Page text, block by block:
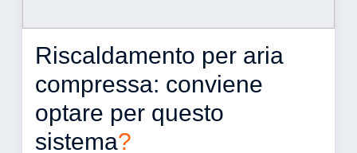
Riscaldamento per aria
compressa: conviene
optare per questo
sistema?